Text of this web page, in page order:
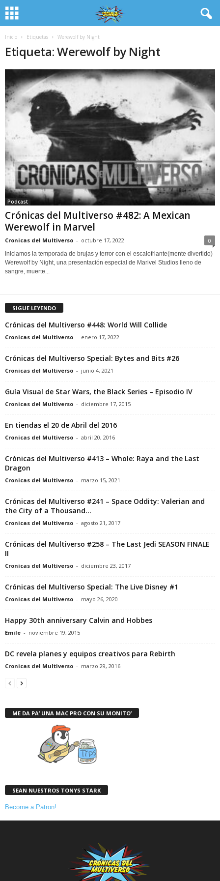
Inicio Etiquetas Werewolf by Night
Etiqueta: Werewolf by Night
Podcast
Crónicas del Multiverso #482: A Mexican
Werewolf in Marvel
Cronicas del Multiverso - octubre 17, 2022 0
Iniciamos la temporada de brujas y terror con el escalofriante(mente divertido)
Werewolf by Night, una presentación especial de Marivel Studios lleno de
sangre, muerte...
SIGUE LEYENDO
Crónicas del Multiverso #448: World Will Collide
Cronicas del Multiverso - enero 17, 2022
Crónicas del Multiverso Special: Bytes and Bits #26
Cronicas del Multiverso - junio 4, 2021
Guía Visual de Star Wars, the Black Series – Episodio IV
Cronicas del Multiverso - diciembre 17, 2015
En tiendas el 20 de Abril del 2016
Cronicas del Multiverso - abril 20, 2016
Crónicas del Multiverso #413 – Whole: Raya and the Last
Dragon
Cronicas del Multiverso - marzo 15, 2021
Crónicas del Multiverso #241 – Space Oddity: Valerian and
the City of a Thousand...
Cronicas del Multiverso - agosto 21, 2017
Crónicas del Multiverso #258 – The Last Jedi SEASON FINALE
II
Cronicas del Multiverso - diciembre 23, 2017
Crónicas del Multiverso Special: The Live Disney #1
Cronicas del Multiverso - mayo 26, 2020
Happy 30th anniversary Calvin and Hobbes
Emile - noviembre 19, 2015
DC revela planes y equipos creativos para Rebirth
Cronicas del Multiverso - marzo 29, 2016
ME DA PA’ UNA MAC PRO CON SU MONITO’
SEAN NUESTROS TONYS STARK
Become a Patron!